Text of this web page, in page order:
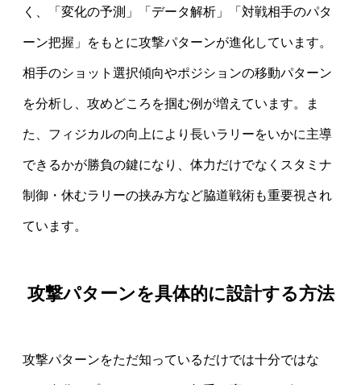
く、「変化の予測」「データ解析」「対戦相手のパタ
ーン把握」をもとに攻撃パターンが進化しています。
相手のショット選択傾向やポジションの移動パターン
を分析し、攻めどころを掴む例が増えています。ま
た、フィジカルの向上により長いラリーをいかに主導
できるかが勝負の鍵になり、体力だけでなくスタミナ
制御・休むラリーの挟み方など脇道戦術も重要視され
ています。
攻撃パターンを具体的に設計する方法
攻撃パターンをただ知っているだけでは十分ではな